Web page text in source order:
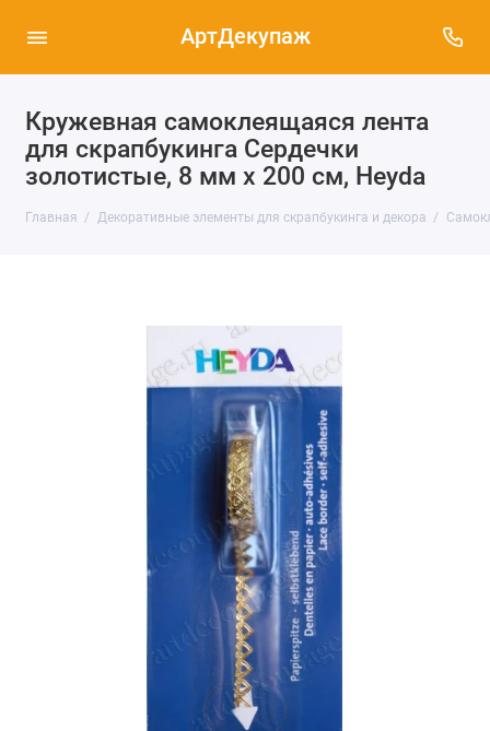
АртДекупаж
Кружевная самоклеящаяся лента
для скрапбукинга Сердечки
золотистые, 8 мм х 200 см, Heyda
Главная Декоративные элементы для скрапбукинга и декора